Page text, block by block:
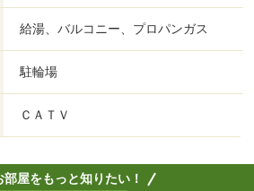
給湯、バルコニー、プロパンガス
駐輪場
ＣＡＴＶ
部屋をもっと知りたい！